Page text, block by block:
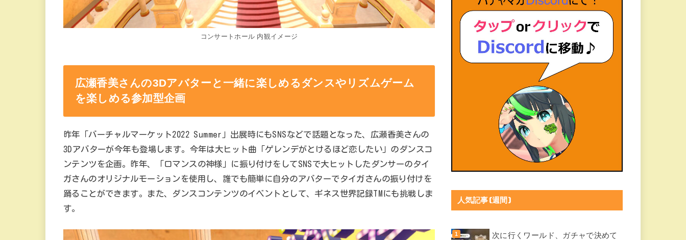
コンサートホール 内観イメージ
広瀬香美さんの3Dアバターと一緒に楽しめるダンスやリズムゲーム
を楽しめる参加型企画
昨年「バーチャルマーケット2022 Summer」出展時にもSNSなどで話題となった、広瀬香美さんの
3Dアバターが今年も登場します。今年は大ヒット曲「ゲレンデがとけるほど恋したい」のダンスコ
ンテンツを企画。昨年、「ロマンスの神様」に振り付けをしてSNSで大ヒットしたダンサーのタイ
ガさんのオリジナルモーションを使用し、誰でも簡単に自分のアバターでタイガさんの振り付けを
踊ることができます。また、ダンスコンテンツのイベントとして、ギネス世界記録TMにも挑戦しま
す。
人気記事(週間)
次に行くワールド、ガチャで決めて